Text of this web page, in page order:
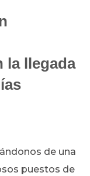
la llegada
de una
puestos de